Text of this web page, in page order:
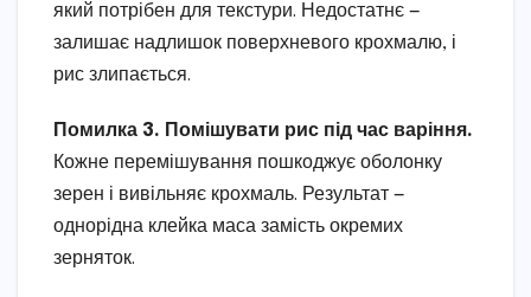
який потрібен для текстури. Недостатнє —
залишає надлишок поверхневого крохмалю, і
рис злипається.
Помилка 3. Помішувати рис під час варіння.
Кожне перемішування пошкоджує оболонку
зерен і вивільняє крохмаль. Результат —
однорідна клейка маса замість окремих
зерняток.